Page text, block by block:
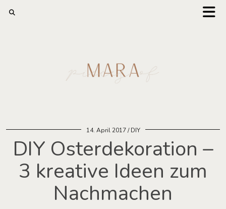
14. April 2017 DIY
DIY Osterdekoration –
3 kreative Ideen zum
Nachmachen